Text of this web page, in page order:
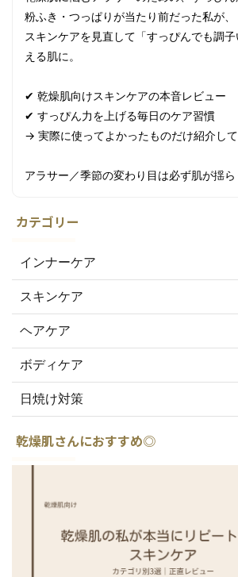
粉ふき・つっぱりが当たり前だった私が、
スキンケアを見直して「すっぴんでも調
える肌に。
✔ 乾燥肌向けスキンケアの本音レビュー
✔ すっぴん力を上げる毎日のケア習慣
→ 実際に使ってよかったものだけ紹介し
アラサー／季節の変わり目は必ず肌が揺
カテゴリー
インナーケア
スキンケア
ヘアケア
ボディケア
日焼け対策
乾燥肌さんにおすすめ◎